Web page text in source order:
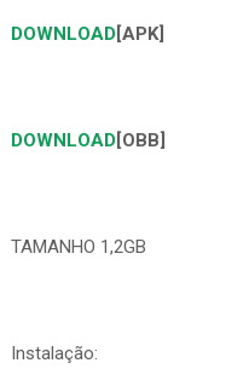
DOWNLOAD[APK]
DOWNLOAD[OBB]
TAMANHO 1,2GB
Instalação: